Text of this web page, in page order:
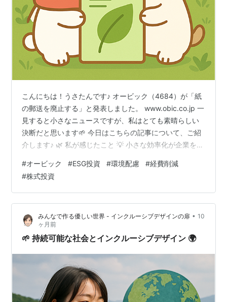
こんにちは！うさたんです♪ オービック（4684）が「紙
の郵送を廃止する」と発表しました。 www.obic.co.jp 一
見すると小さなニュースですが、私はとても素晴らしい
決断だと思います🌱 今日はこちらの記事について、ご紹
介します♪ 🌿 私が感じたこと 💡 小さな効率化が企業を強
がきを見るたびに、「資源がもったいないな」「これ、
郵送にもお金がかかってるんだろうな」と、思うところ
がありました。 でも同時に、電子化には法律面や株主対
応など、簡単には切り替えられない事情もあるのだろう
と感じていました💦 実際、株主への通知は「会社法」や
「金融商…
#オービック #ESG投資 #環境配慮 #経費削減
#株式投資
みんなで作る優しい世界 - インクルーシブデザインの扉 • 10
ヶ月前
🌱 持続可能な社会とインクルーシブデザイン 🌍